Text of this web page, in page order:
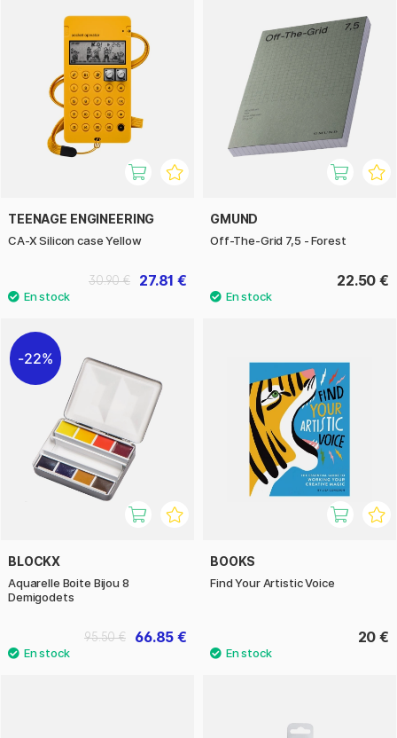
TEENAGE ENGINEERING
CA-X Silicon case Yellow
27.81 €
30.90 €
GMUND
Off-The-Grid 7,5 - Forest
22.50 €
22%
BLOCKX
Aquarelle Boite Bijou 8
Demigodets
66.85 €
95.50 €
BOOKS
Find Your Artistic Voice
20 €